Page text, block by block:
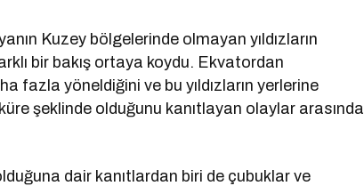
Kuzey bölgelerinde olmayan yıldızların
bir bakış ortaya koydu. Ekvatordan
fazla yöneldiğini ve bu yıldızların yerlerine
şeklinde olduğunu kanıtlayan olaylar arasında
dair kanıtlardan biri de çubuklar ve